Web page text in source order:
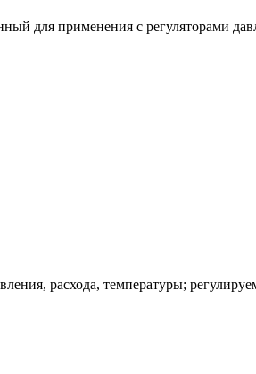
для применения с регуляторами
расхода, температуры;